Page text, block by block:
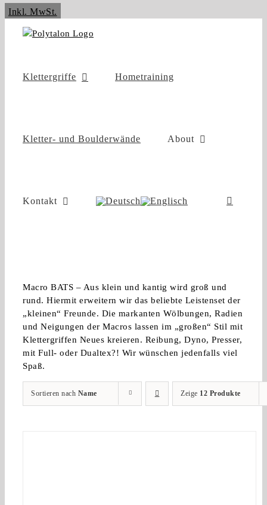
Inkl. MwSt.
springen
Klettergriffe Hometraining
Kletter- und Boulderwände About
Kontakt
Macro BATS – Aus klein und kantig wird groß und
rund. Hiermit erweitern wir das beliebte Leistenset der
„kleinen“ Freunde. Die markanten Wölbungen, Radien
und Neigungen der Macros lassen im „großen“ Stil mit
Klettergriffen Neues kreieren. Reibung, Dyno, Presser,
mit Full- oder Dualtex?! Wir wünschen jedenfalls viel
Spaß.
Sortieren nach Name Zeige 12 Produkte